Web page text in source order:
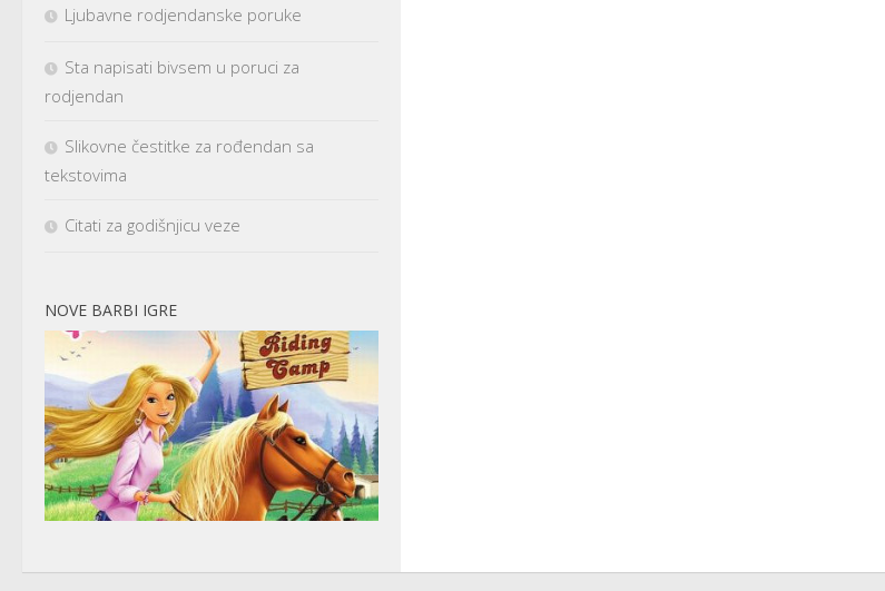
Ljubavne rodjendanske poruke
Sta napisati bivsem u poruci za
rodjendan
Slikovne čestitke za rođendan sa
tekstovima
Citati za godišnjicu veze
NOVE BARBI IGRE